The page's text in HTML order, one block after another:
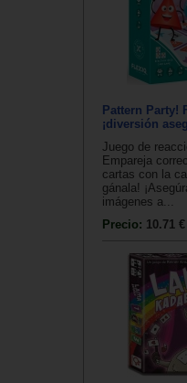
Pattern Party!
¡diversión
Juego de
Empareja
cartas con la
gánala!
imágenes a...
Precio: 10.71 €